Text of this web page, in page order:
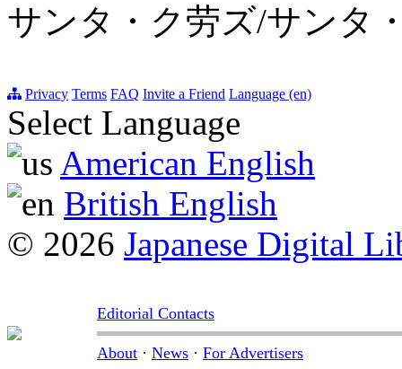
サンタ・ク劳ズ/サンタ
Privacy Terms FAQ Invite a Friend Language (en)
Select Language
American English
British English
© 2026 Japanese Digital
Editorial Contacts
About · News · For Advertisers